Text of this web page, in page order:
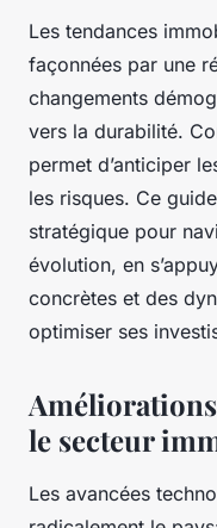
Les tendances
façonnées par une
changements
vers la durabilité.
permet d’anticiper
les risques. Ce
stratégique pour
évolution, en
concrètes et des
optimiser ses
le secteur
Les avancées